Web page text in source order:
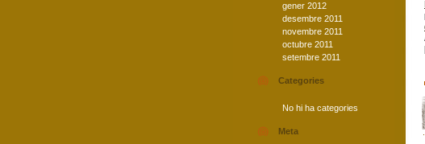
gener 2012
desembre 2011
novembre 2011
octubre 2011
setembre 2011
Categories
No hi ha categories
Meta